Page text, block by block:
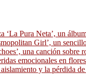
‘La Pura Neta’, un
Girl’, un
una canción sobre
emocionales en
y la pérdida